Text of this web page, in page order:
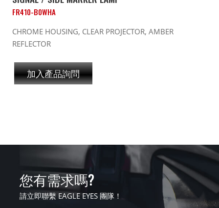
FR410-B0WHA
CHROME HOUSING, CLEAR PROJECTOR, AMBER
REFLECTOR
加入產品詢問
您有需求嗎?
請立即聯繫 EAGLE EYES 團隊！